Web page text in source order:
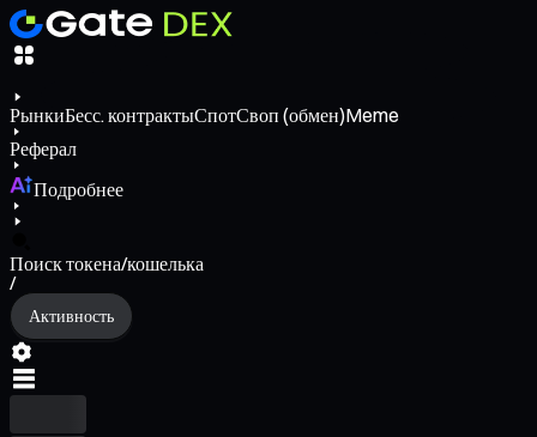
РынкиБесс. контрактыСпотСвоп (обмен)Meme
Реферал
Подробнее
Поиск токена/кошелька
/
Активность